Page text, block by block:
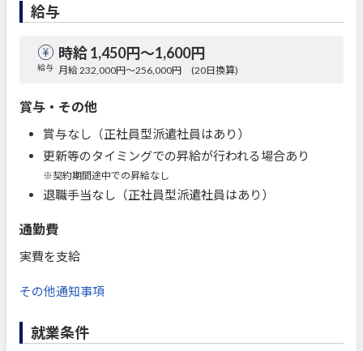
給与
給与
時給 1,450円〜1,600円
月給 232,000円～256,000円 (20日換算)
賞与・その他
賞与なし（正社員型派遣社員はあり）
更新等のタイミングでの昇給が行われる場合あり
※契約期間途中での昇給なし
退職手当なし（正社員型派遣社員はあり）
通勤費
実費を支給
その他通知事項
就業条件